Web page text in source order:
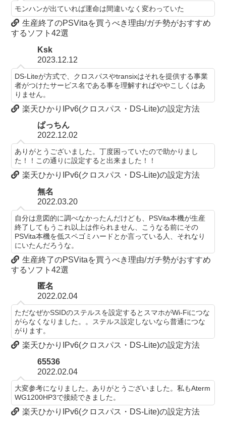
モンハンが出ていれば運命は間違いなく変わっていた
生産終了のPSVitaを買うべき理由/ガチ勢がおすすめ
するソフト42選
Ksk
2023.12.12
DS-Liteが方式で、クロスパスやtransixはそれを提供する事業
者がつけたサービス名である事を理解すればややこしくはあ
りません。
楽天ひかりIPv6(クロスパス・DS-Lite)の設定方法
ぱっちん
2022.12.02
ありがとうございました。丁度困っていたので助かりまし
た！！この通りに設定すると出来ました！！
楽天ひかりIPv6(クロスパス・DS-Lite)の設定方法
無名
2022.03.20
自分は意図的に調べなかったんだけども、PSVita本機が生産
終了してもうこれ以上は作られません、こうなる前にその
PSVita本機を低スペゴミハードとか言っている人、それなり
にいたんだろうな。
生産終了のPSVitaを買うべき理由/ガチ勢がおすすめ
するソフト42選
匿名
2022.02.04
ただなぜかSSIDのステルスを設定するとスマホがWi-Fiにつな
がらなくなりました。。ステルス設定しないなら普通につな
がります。
楽天ひかりIPv6(クロスパス・DS-Lite)の設定方法
65536
2022.02.04
大変参考になりました。ありがとうございました。私もAterm
WG1200HP3で接続できました。
楽天ひかりIPv6(クロスパス・DS-Lite)の設定方法